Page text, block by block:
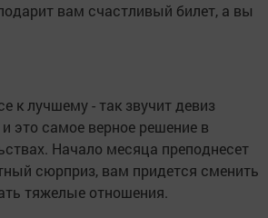
вам счастливый билет, а вы
к лучшему - так звучит девиз
это самое верное решение в
Начало месяца преподнесет
сюрприз, вам придется сменить
тяжелые отношения.